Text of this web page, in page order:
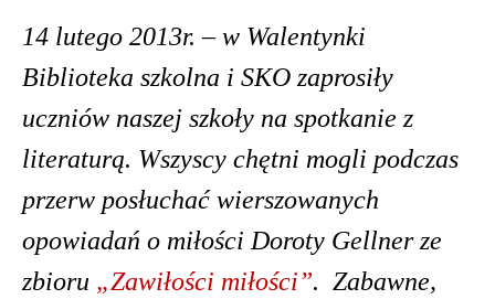
Treść
14 lutego 2013r. – w Walentynki
Biblioteka szkolna i SKO zaprosiły
uczniów naszej szkoły na spotkanie z
literaturą. Wszyscy chętni mogli podczas
przerw posłuchaćwierszowanych
opowiadań o miłości Doroty Gellner ze
zbioru „Zawiłości miłości”. Zabawne,